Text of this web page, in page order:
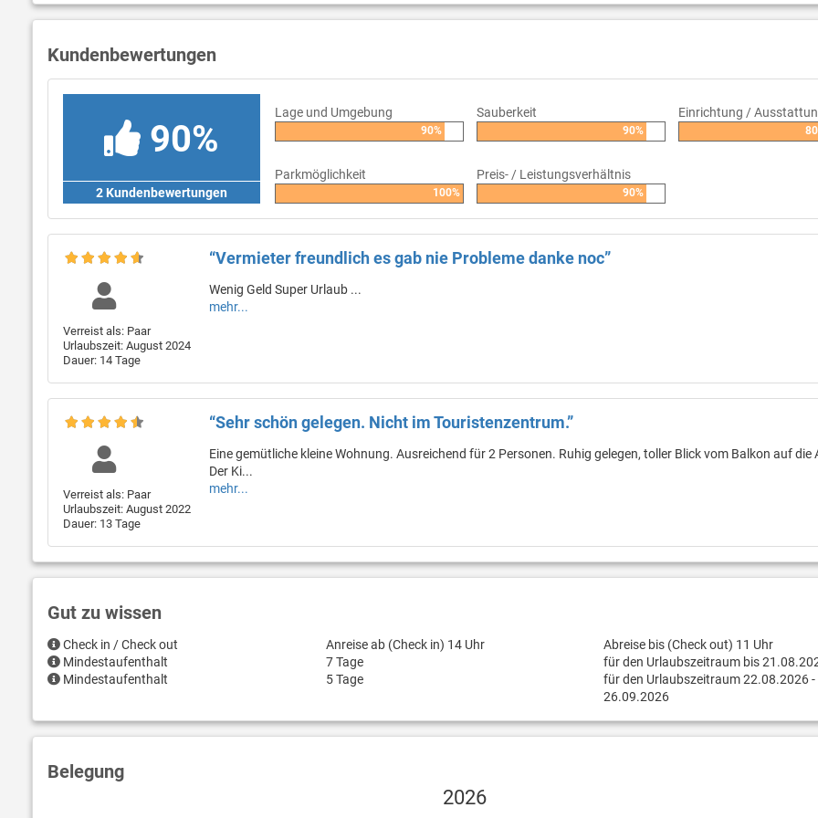
Kundenbewertungen
90%
2 Kundenbewertungen
Lage und Umgebung
90%
Sauberkeit
90%
Einrichtung /
Parkmöglichkeit
100%
Preis- / Leistungsverhältnis
90%
Verreist als: Paar
Urlaubszeit: August 2024
Dauer: 14 Tage
“Vermieter freundlich es gab nie Probleme danke noc”
Wenig Geld Super Urlaub ...
mehr...
Verreist als: Paar
Urlaubszeit: August 2022
Dauer: 13 Tage
“Sehr schön gelegen. Nicht im Touristenzentrum.”
Eine gemütliche kleine Wohnung. Ausreichend für 2 Personen. Ruhig gelegen, toller Blick vom Balkon auf die
Der Ki...
mehr...
Gut zu wissen
Check in / Check out Anreise ab (Check in) 14 Uhr
Abreise bis (Check out) 11 Uhr
Mindestaufenthalt
7 Tage
für den Urlaubszeitraum bis
Mindestaufenthalt
5 Tage
für den Urlaubszeitraum 22.08.2026 -
26.09.2026
Belegung
2026